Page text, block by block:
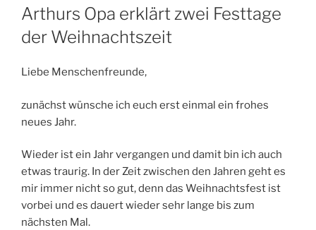
AM
Arthurs Opa erklärt zwei Festtage
der Weihnachtszeit
Liebe Menschenfreunde,
zunächst wünsche ich euch erst einmal ein frohes
neues Jahr.
Wieder ist ein Jahr vergangen und damit bin ich auch
etwas traurig. In der Zeit zwischen den Jahren geht es
mir immer nicht so gut, denn das Weihnachtsfest ist
vorbei und es dauert wieder sehr lange bis zum
nächsten Mal.